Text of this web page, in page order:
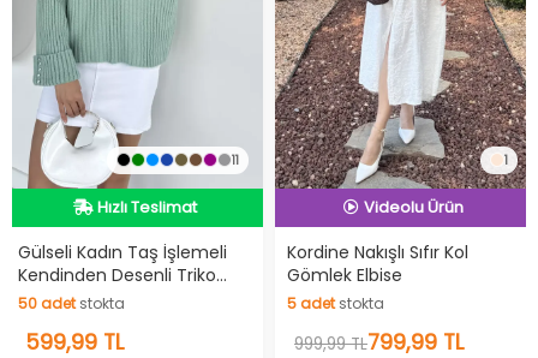
11
Hızlı Teslimat
Videolu Ürün
Hızlı Teslimat
Gülseli Kadın Taş İşlemeli
Kendinden Desenli Triko
Kazak
50adetstokta
50adetstokta
599,99 TL
1
İndirimli Ürün
Hızlı Teslimat
Videolu Ürün
Kordine Nakışlı Sıfır Kol
Gömlek Elbise
5adetstokta
5adetstokta
999,99 TL799,99 TL